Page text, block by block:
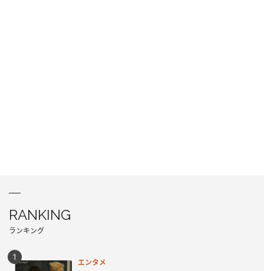
RANKING
ランキング
エンタメ